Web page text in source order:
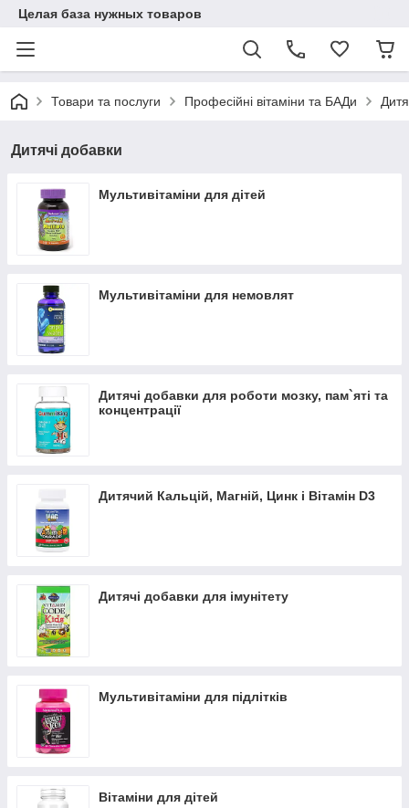
Целая база нужных товаров
Товари та послуги Професійні вітаміни та БАДи
Дитячі добавки
Мультивітаміни для дітей
Мультивітаміни для немовлят
Дитячі добавки для роботи мозку, пам`яті та
концентрації
Дитячий Кальцій, Магній, Цинк і Вітамін D3
Дитячі добавки для імунітету
Мультивітаміни для підлітків
Вітаміни для дітей